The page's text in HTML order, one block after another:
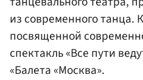
из современного танца.
посвященной
спектакль «Все пути
«Балета «Москва».